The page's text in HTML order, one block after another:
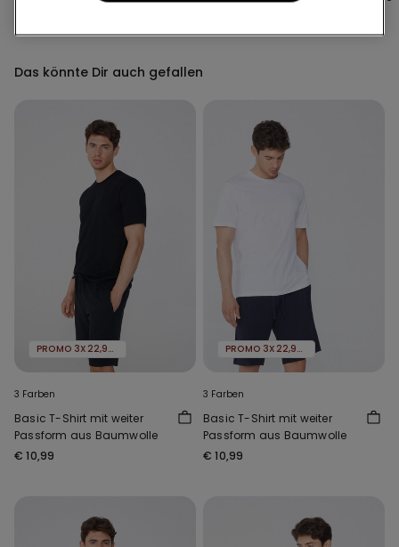
Das könnte Dir auch gefallen
PROMO 3X22,99€
3 Farben
Basic T-Shirt mit weiter
Passform aus Baumwolle
€ 10,99
PROMO 3X22,99€
3 Farben
Basic T-Shirt mit weiter
Passform aus Baumwolle
€ 10,99